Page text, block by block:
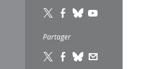
Partager